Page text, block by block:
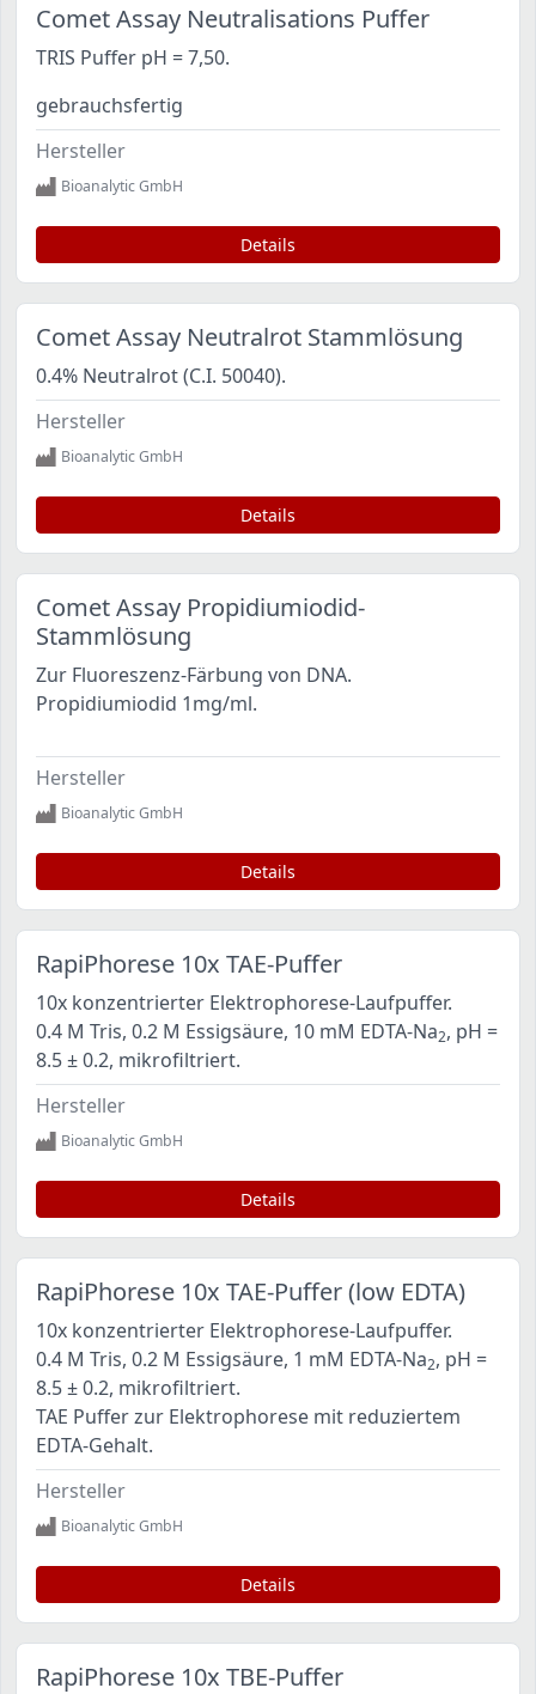
Comet Assay Neutralisations Puffer
TRIS Puffer pH = 7,50.
gebrauchsfertig
Hersteller
Bioanalytic GmbH
Details
Comet Assay Neutralrot Stammlösung
0.4% Neutralrot (C.I. 50040).
Hersteller
Bioanalytic GmbH
Details
Comet Assay Propidiumiodid-
Stammlösung
Zur Fluoreszenz-Färbung von DNA.
Propidiumiodid 1mg/ml.
Hersteller
Bioanalytic GmbH
Details
RapiPhorese 10x TAE-Puffer
10x konzentrierter Elektrophorese-Laufpuffer.
0.4 M Tris, 0.2 M Essigsäure, 10 mM EDTA-Na2, pH =
8.5 ± 0.2, mikrofiltriert.
Hersteller
Bioanalytic GmbH
Details
RapiPhorese 10x TAE-Puffer (low EDTA)
10x konzentrierter Elektrophorese-Laufpuffer.
0.4 M Tris, 0.2 M Essigsäure, 1 mM EDTA-Na2, pH =
8.5 ± 0.2, mikrofiltriert.
TAE Puffer zur Elektrophorese mit reduziertem
EDTA-Gehalt.
Hersteller
Bioanalytic GmbH
Details
RapiPhorese 10x TBE-Puffer